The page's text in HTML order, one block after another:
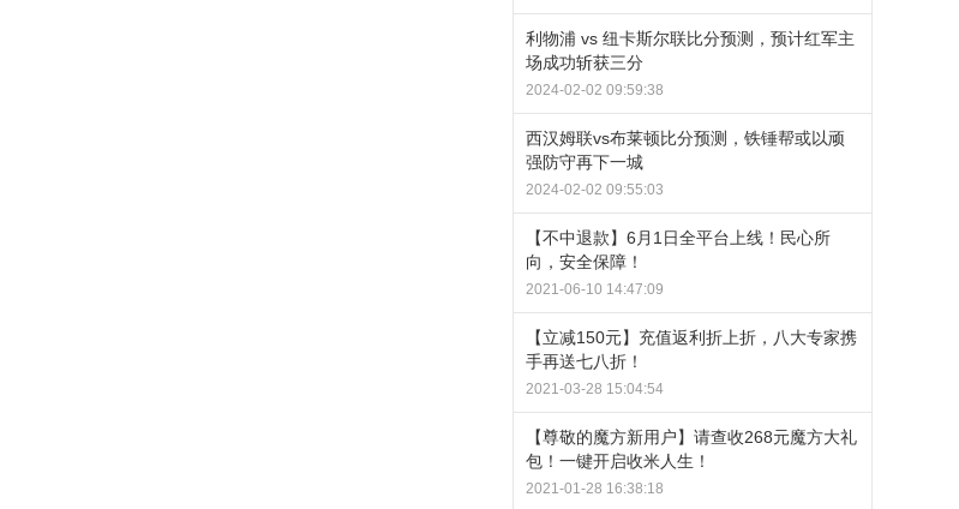
利物浦 vs 纽卡斯尔联比分预测，预计红军主
场成功斩获三分
2024-02-02 09:59:38
西汉姆联vs布莱顿比分预测，铁锤帮或以顽
强防守再下一城
2024-02-02 09:55:03
【不中退款】6月1日全平台上线！民心所
向，安全保障！
2021-06-10 14:47:09
【立减150元】充值返利折上折，八大专家携
手再送七八折！
2021-03-28 15:04:54
【尊敬的魔方新用户】请查收268元魔方大礼
包！一键开启收米人生！
2021-01-28 16:38:18